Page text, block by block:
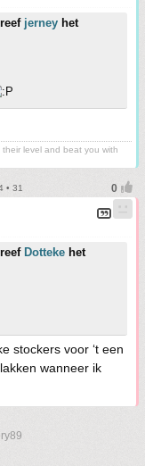
jerney het
level and beat you with
• 31
Dotteke het
stockers voor ‘t een
wanneer ik